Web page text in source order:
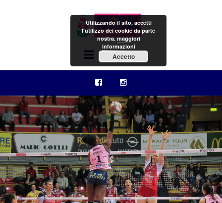
Menu
Utilizzando il sito, accetti
l'utilizzo dei cookie da parte
nostra.maggiori
informazioni
Accetto